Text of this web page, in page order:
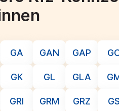
GA GAN GAP
GK GL GLA
GRI GRM GRZ GS